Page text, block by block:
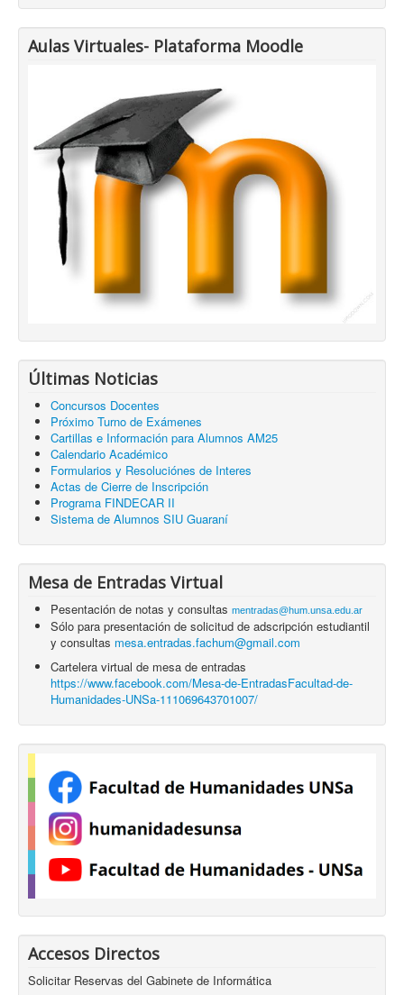
Aulas Virtuales- Plataforma Moodle
Últimas Noticias
Concursos Docentes
Próximo Turno de Exámenes
Cartillas e Información para Alumnos AM25
Calendario Académico
Formularios y Resoluciónes de Interes
Actas de Cierre de Inscripción
Programa FINDECAR II
Sistema de Alumnos SIU Guaraní
Mesa de Entradas Virtual
Pesentación de notas y consultas mentradas@hum.unsa.edu.ar
Sólo para presentación de solicitud de adscripción estudiantil
y consultas mesa.entradas.fachum@gmail.com
Cartelera virtual de mesa de entradas
https://www.facebook.com/Mesa-de-EntradasFacultad-de-
Humanidades-UNSa-111069643701007/
Accesos Directos
Solicitar Reservas del Gabinete de Informática